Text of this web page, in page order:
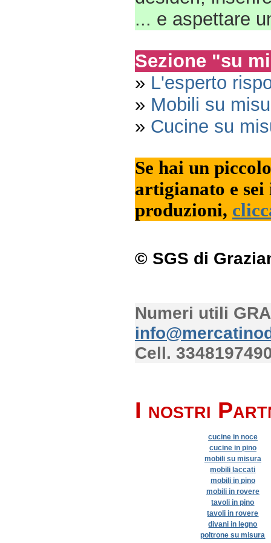
... e aspettare
Sezione "su
» L'esperto
» Mobili su
» Cucine su
Se hai un
artigianato e sei
produzioni,
© SGS di
Numeri utili
Cell.
I nostri
cucine in noce
cucine in pino
mobili su misura
mobili laccati
mobili in pino
mobili in rovere
tavoli in pino
tavoli in rovere
divani in legno
poltrone su misura